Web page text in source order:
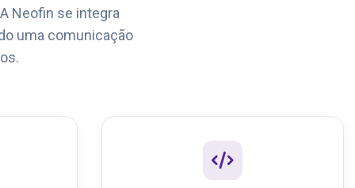
Neofin se integra
uma comunicação